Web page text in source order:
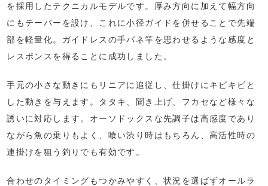
を採用したテクニカルモデルです。厚み方向に加えて幅方向
にもテーパーを設け、これに小径ガイドを併せることで先端
部を軽量化。ガイドレスの手バネ竿を思わせるような感度と
レスポンスを得ることに成功しました。
手元の小さな動きにもリニアに追従し、仕掛けにキビキビと
した動きを与えます。タタキ、聞き上げ、フカセなど様々な
誘いに対応します。オーソドックスな先調子は高感度であり
ながら魚の乗りもよく、喰い渋り時はもちろん、高活性時の
連掛けを狙う釣りでも有効です。
合わせのタイミングもつかみやすく、状況を選ばずオールラ